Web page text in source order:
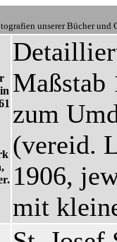
unserer Bücher und
Maßstab
zum
(vereid.
1906,
mit